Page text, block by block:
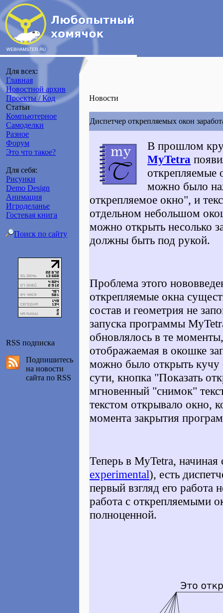
Для всех:
Главная
Новостной архив
Проекты / Код
Статьи
Компьютерное
Самоделки
Разное
Форум
Это что такое?
Для себя:
Рисунки
Demo Design
Анимация
Игроделанье
Гостевая книга
Поиск по сайту
RSS подписка
Подпишитесь
на новости
сайта по RSS
Новости
Диспетчер открепляемых окон
В прошлом
MyTetra
открепляемые
можно было
открепляемое окно", и
отдельном небольшом
можно открыть несолько
должны быть под рукой.
Проблема этого
открепляемые окна
состав и геометрия не
запуска программы
обновлялось в те
отображаемая в окошке
можно было открыть
сути, кнопка "Показать
мгновенный "снимок"
текстом открывало окно,
момента закрытия
Теперь в MyTetra,
experimental), есть
первый взгляд его
работа с открепляемыми
полноценной.